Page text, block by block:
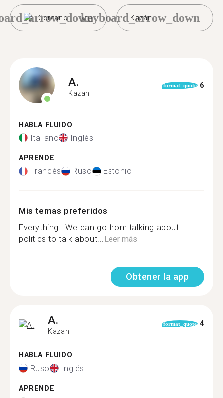
Coreano Kazán
keyboard_arrow_down
A.
Kazan
format_quote 6
HABLA FLUIDO
Italiano Inglés
APRENDE
Francés Ruso Estonio
Mis temas preferidos
Everything ! We can go from talking about
politics to talk about...Leer más
Obtener la app
A.
Kazan
format_quote 4
HABLA FLUIDO
Ruso Inglés
APRENDE